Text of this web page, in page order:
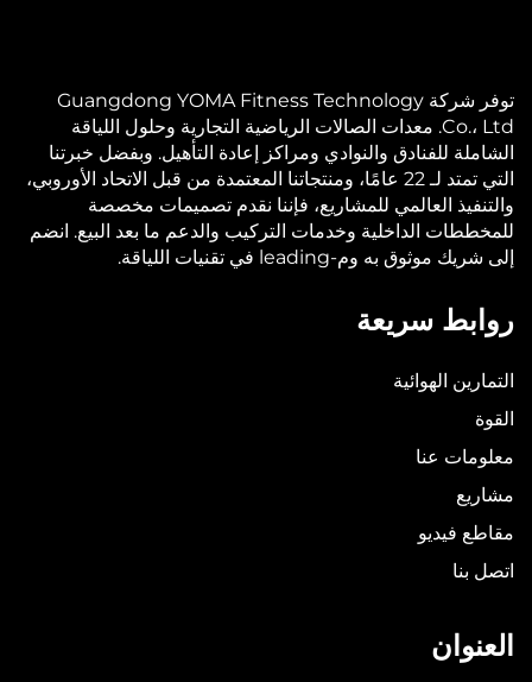
توفر شركة Guangdong YOMA Fitness Technology
Co.، Ltd. معدات الصالات الرياضية التجارية وحلول اللياقة
الشاملة للفنادق والنوادي ومراكز إعادة التأهيل. وبفضل خبرتنا
التي تمتد لـ 22 عامًا، ومنتجاتنا المعتمدة من قبل الاتحاد الأوروبي،
والتنفيذ العالمي للمشاريع، فإننا نقدم تصميمات مخصصة
للمخططات الداخلية وخدمات التركيب والدعم ما بعد البيع. انضم
إلى شريك موثوق به وم-leading في تقنيات اللياقة.
روابط سريعة
التمارين الهوائية
القوة
معلومات عنا
مشاريع
مقاطع فيديو
اتصل بنا
العنوان